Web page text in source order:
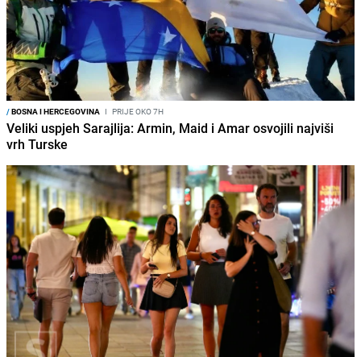
/BOSNA I HERCEGOVINA I PRIJE OKO 7H
Veliki uspjeh Sarajlija: Armin, Maid i Amar osvojili najviši
vrh Turske